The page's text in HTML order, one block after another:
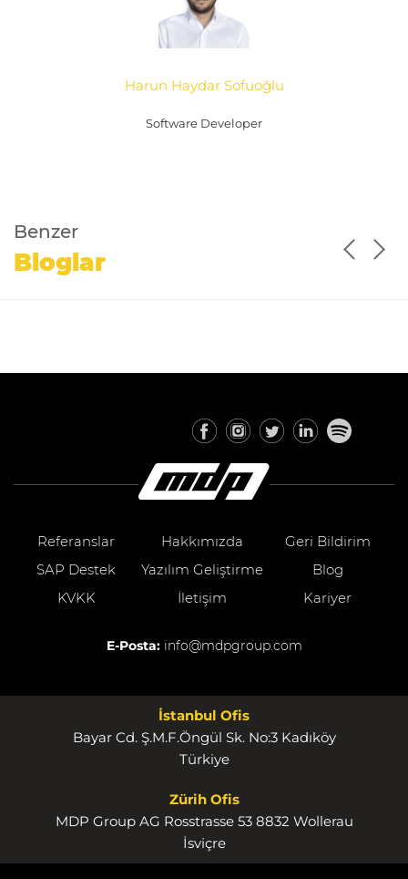
Harun Haydar Sofuoğlu
Software Developer
Benzer
Bloglar
Referanslar Hakkımızda
Geri Bildirim
SAP Destek
Yazılım Geliştirme
Blog
KVKK
İletişim Kariyer
E-Posta: info@mdpgroup.com
İstanbul Ofis
Bayar Cd. Ş.M.F.Öngül Sk. No:3 Kadıköy
Türkiye
Zürih Ofis
MDP Group AG Rosstrasse 53 8832 Wollerau
İsviçre